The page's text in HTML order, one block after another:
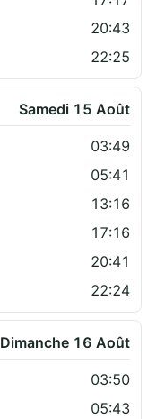
20:43
22:25
Samedi 15 Août
03:49
05:41
13:16
17:16
20:41
22:24
Dimanche 16 Août
03:50
05:43